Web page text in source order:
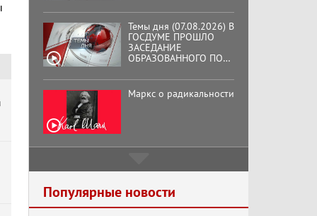
Темы дня (07.08.2026) В
ГОСДУМЕ ПРОШЛО
ЗАСЕДАНИЕ
ОБРАЗОВАННОГО ПО
ОБЩЕСТВЕННОГО
КОМИТЕТА ЗА
ОСВОБОЖДЕНИЕ
Маркс о радикальности
кооператор
Популярные новости